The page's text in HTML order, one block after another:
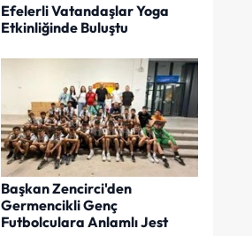
Efelerli Vatandaşlar Yoga
Etkinliğinde Buluştu
Başkan Zencirci'den
Germencikli Genç
Futbolculara Anlamlı Jest